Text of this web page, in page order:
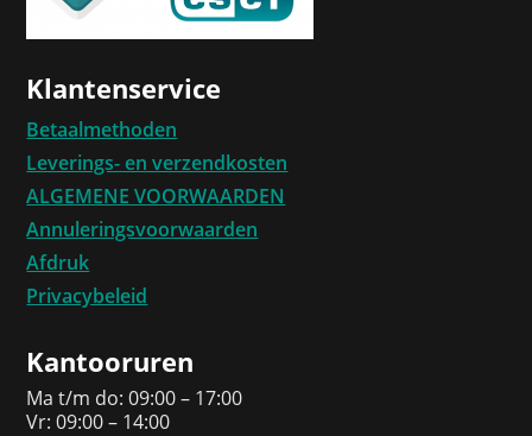
Klantenservice
Betaalmethoden
Leverings- en verzendkosten
ALGEMENE VOORWAARDEN
Annuleringsvoorwaarden
Afdruk
Privacybeleid
Kantooruren
Ma t/m do: 09:00 – 17:00
Vr: 09:00 – 14:00